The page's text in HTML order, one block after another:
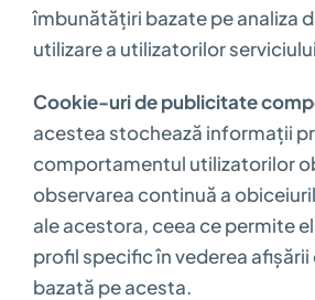
îmbunătățiri bazate pe analiza
utilizare a utilizatorilor
Cookie-uri de publicitate
acestea stochează informații
comportamentul utilizatorilor
observarea continuă a
ale acestora, ceea ce permite
profil specific în vederea
bazată pe acesta.